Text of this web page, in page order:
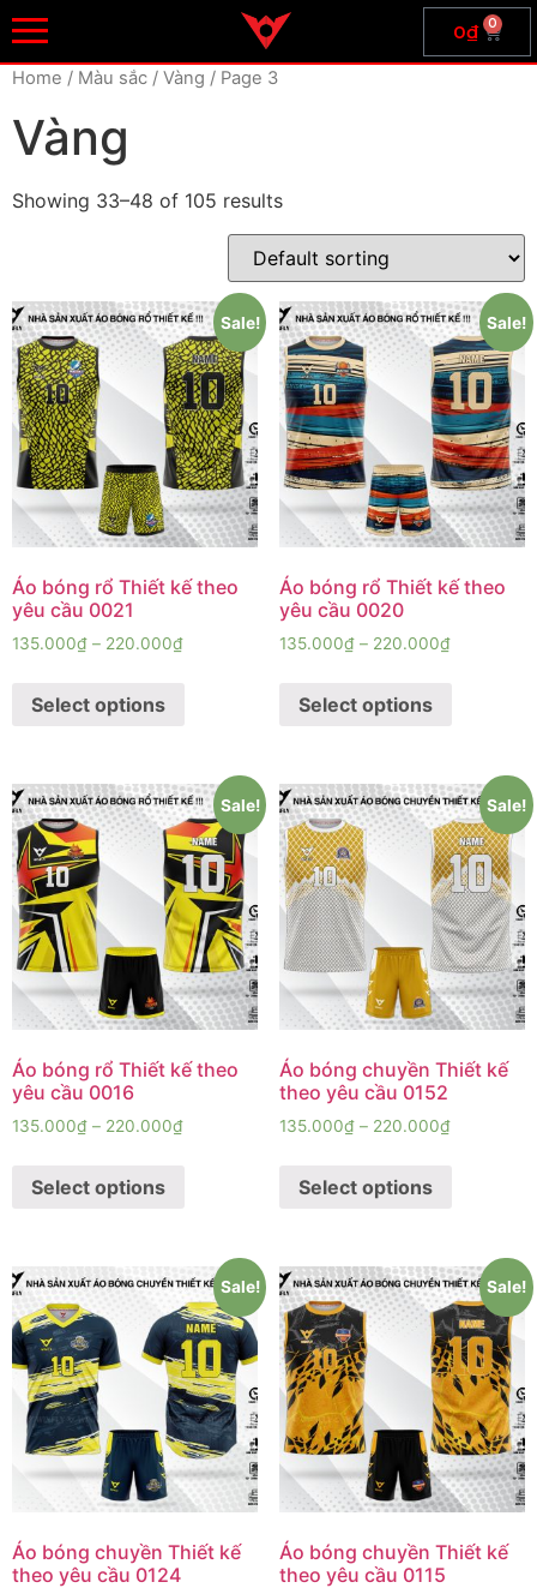
0₫ 0
Home / Màu sắc / Vàng / Page 3
Vàng
Showing 33–48 of 105 results
Sale!
Áo bóng rổ Thiết kế theo
yêu cầu 0021
135.000₫ – 220.000₫
Select options
Sale!
Áo bóng rổ Thiết kế theo
yêu cầu 0020
135.000₫– 220.000₫
Select options
Sale!
Áo bóng rổ Thiết kế theo
yêu cầu 0016
135.000₫ – 220.000₫
Select options
Sale!
Áo bóng chuyền Thiết kế
theo yêu cầu 0152
135.000₫– 220.000₫
Select options
Sale!
Áo bóng chuyền Thiết kế
theo yêu cầu 0124
Sale!
Áo bóng chuyền Thiết kế
theo yêu cầu 0115